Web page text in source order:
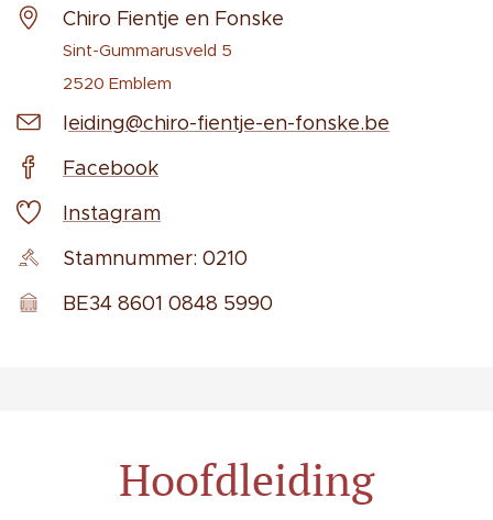
Chiro Fientje en Fonske
Sint-Gummarusveld 5
2520 Emblem
leiding@chiro-fientje-en-fonske.be
Facebook
Instagram
Stamnummer: 0210
BE34 8601 0848 5990
Hoofdleiding